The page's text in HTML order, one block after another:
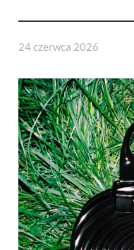
24 czerwca 2026